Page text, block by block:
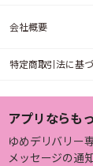
会社概要
特定商取引法に基
アプリならも
ゆめデリバリー
メッセージの通